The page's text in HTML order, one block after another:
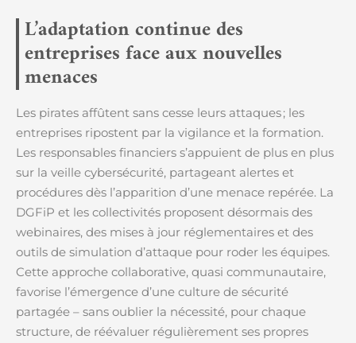
L’adaptation continue des
entreprises face aux nouvelles
menaces
Les pirates affûtent sans cesse leurs attaques ; les
entreprises ripostent par la vigilance et la formation.
Les responsables financiers s’appuient de plus en plus
sur la veille cybersécurité, partageant alertes et
procédures dès l’apparition d’une menace repérée. La
DGFiP et les collectivités proposent désormais des
webinaires, des mises à jour réglementaires et des
outils de simulation d’attaque pour roder les équipes.
Cette approche collaborative, quasi communautaire,
favorise l’émergence d’une culture de sécurité
partagée – sans oublier la nécessité, pour chaque
structure, de réévaluer régulièrement ses propres